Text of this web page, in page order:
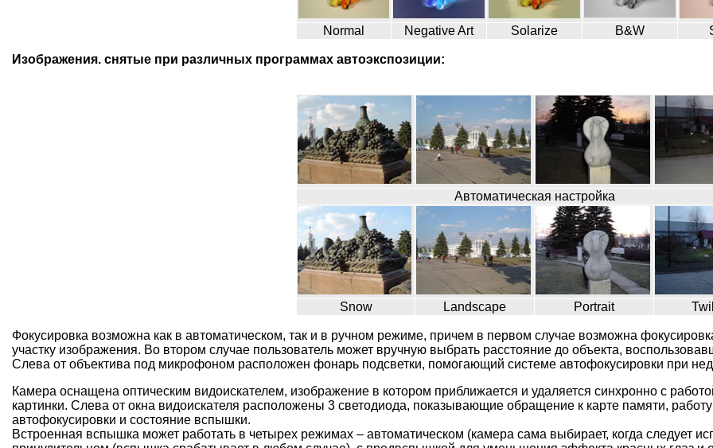
Normal Negative Art Solarize B&W
Изображения. снятые при различных программах автоэкспозиции:
Автоматическая настройка
Snow Landscape Portrait
Фокусировка возможна как в автоматическом, так и в ручном режиме, причем в первом случае возможна
участку изображения. Во втором случае пользователь может вручную выбрать расстояние до объекта,
Слева от объектива под микрофоном расположен фонарь подсветки, помогающий системе автофокусировки при
Камера оснащена оптическим видоискателем, изображение в котором приближается и удаляется синхронно с
картинки. Слева от окна видоискателя расположены 3 светодиода, показывающие обращение к карте памяти,
автофокусировки и состояние вспышки.
Встроенная вспышка может работать в четырех режимах – автоматическом (камера сама выбирает, когда следует